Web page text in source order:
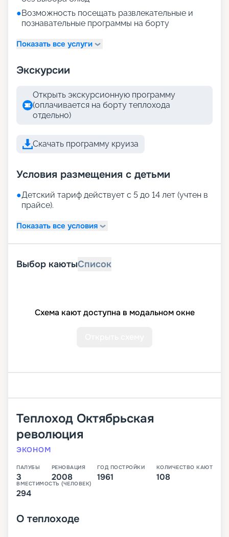
●Возможность посещать развлекательные и
познавательные программы на борту
Показать все услуги
Экскурсии
Открыть экскурсионную программу
(оплачивается на борту теплохода
отдельно)
Скачать программу круиза
Условия размещения с детьми
●Детский тариф действует с 5 до 14 лет (учтен в
прайсе).
Показать все условия
Выбор каютыСписок
Схема кают доступна в модальном окне
Теплоход Октябрьская
революция
ЭКОНОМ
ПАЛУБЫ
3
РЕНОВАЦИЯ
2008
ГОД ПОСТРОЙКИ
1961
КОЛИЧЕСТВО КАЮТ
108
ВМЕСТИМОСТЬ (ЧЕЛОВЕК)
294
О теплоходе